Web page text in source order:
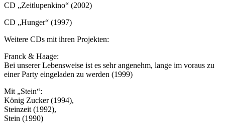
CD „Zeitlupenkino“ (2002)
CD „Hunger“ (1997)
Weitere CDs mit ihren Projekten:
Franck & Haage:
Bei unserer Lebensweise ist es sehr angenehm, lange im voraus zu
einer Party eingeladen zu werden (1999)
Mit „Stein“:
König Zucker (1994),
Steinzeit (1992),
Stein (1990)